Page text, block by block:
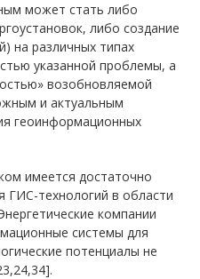
может стать либо
либо создание
на различных типах
указанной проблемы, а
возобновляемой
и актуальным
геоинформационных
имеется достаточно
ГИС-технологий в области
компании
системы для
потенциалы не